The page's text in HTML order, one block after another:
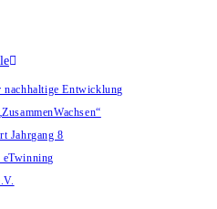
Entwicklung
Jahrgang 8
eTwinning